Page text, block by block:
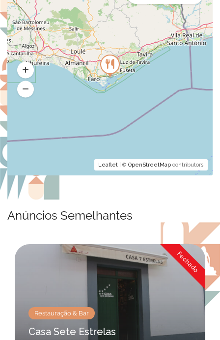
Leaflet | © OpenStreetMap contributors
Anúncios Semelhantes
Fechado
Restauração & Bar
Casa Sete Estrelas